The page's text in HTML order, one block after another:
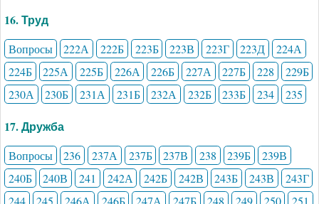
16. Труд
Вопросы 222А 222Б 223Б 223В 223Г 223Д
224А
224Б
225А 225Б 226А 226Б 227А 227Б 228
229Б
230А
230Б 231А 231Б 232А 232Б 233Б 234 235
17. Дружба
Вопросы 236 237А 237Б 237В 238 239Б
239В
240Б
240В 241 242А 242Б 242В 243Б 243В
243Г
244
245 246А 246Б 247А 247Б 248 249 250
251